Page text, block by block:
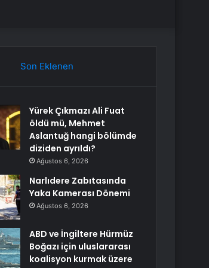
Son Eklenen
Yürek Çıkmazı Ali Fuat
öldü mü, Mehmet
Aslantuğ hangi bölümde
diziden ayrıldı?
Ağustos 6, 2026
Narlıdere Zabıtasında
Yaka Kamerası Dönemi
Ağustos 6, 2026
ABD ve İngiltere Hürmüz
Boğazı için uluslararası
koalisyon kurmak üzere